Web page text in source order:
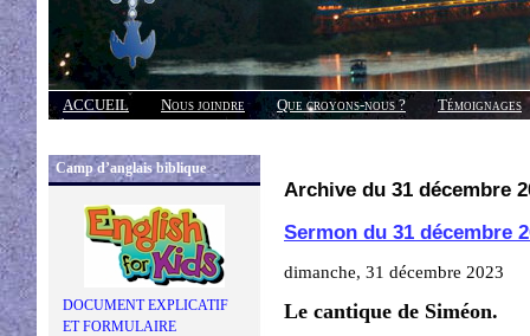
ACCUEIL Nous joindre Que croyons-nous ?
Témoignages
Réponses
Camp d’anglais biblique
DOCUMENT EXPLICATIF
ET FORMULAIRE
Archive du 31 décembre
Sermon du 31 décembre
dimanche, 31 décembre 2023
Le cantique de Siméon.